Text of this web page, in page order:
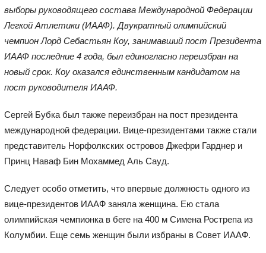
выборы руководящего состава Международной Федерации
Легкой Атлетики (ИААФ). Двукратный олимпийский
чемпион Лорд Себастьян Коу, занимавший пост Президента
ИААФ последние 4 года, был единогласно переизбран на
новый срок. Коу оказался единственным кандидатом на
пост руководителя ИААФ.
Сергей Бубка был также переизбран на пост президента
международной федерации. Вице-президентами также стали
представитель Норфолкских островов Джефри Гарднер и
Принц Наваф Бин Мохаммед Аль Сауд.
Следует особо отметить, что впервые должность одного из
вице-президентов ИААФ заняла женщина. Ею стала
олимпийская чемпионка в беге на 400 м Симена Рострепа из
Колумбии. Еще семь женщин были избраны в Совет ИААФ.